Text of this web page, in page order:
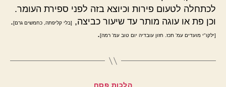
לכתחלה לטעום פירות וכיוצא בזה לפני ספירת העומר.
וכן פת או עוגה מותר עד שיעור כביצה,
[בלי קליפתה, כחמשים גרם].
[ילקו"י מועדים עמ' תכז. חזון עובדיה יום טוב עמ' רמה].
קטגוריות
הלכות פסח